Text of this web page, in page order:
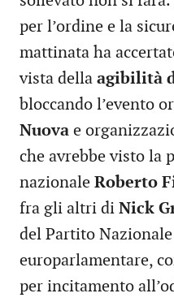
per l’ordine e la
mattinata ha
vista della agibilità
bloccando l’evento
Nuova e
che avrebbe visto la
nazionale Roberto
fra gli altri di Nick
del Partito
europarlamentare,
per incitamento